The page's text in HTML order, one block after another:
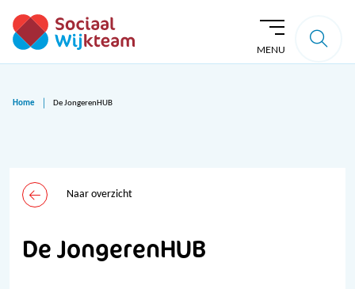
MENU
Home De JongerenHUB
Naar overzicht
De JongerenHUB